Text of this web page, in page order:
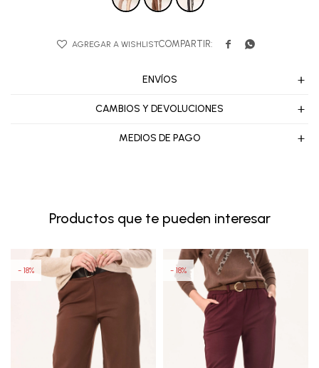
 
ENVÍOS
CAMBIOS Y DEVOLUCIONES
MEDIOS DE PAGO
Productos que te pueden interesar
18 18